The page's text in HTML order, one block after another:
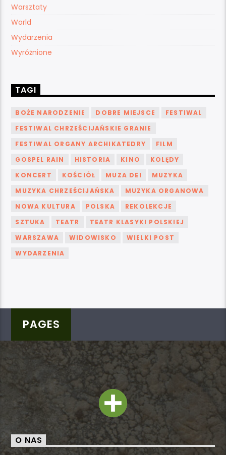
Warsztaty
World
Wydarzenia
Wyróżnione
TAGI
BOŻE NARODZENIE DOBRE MIEJSCE
FESTIWAL
FESTIWAL CHRZEŚCIJAŃSKIE GRANIE
FESTIWAL ORGANY ARCHIKATEDRY
FILM
GOSPEL RAIN
HISTORIA KINO
KOLĘDY
KONCERT
KOŚCIÓŁ MUZA DEI
MUZYKA
MUZYKA CHRZEŚCIJAŃSKA
MUZYKA ORGANOWA
NOWA KULTURA
POLSKA
REKOLEKCJE
SZTUKA
TEATR
TEATR KLASYKI POLSKIEJ
WARSZAWA
WIDOWISKO
WIELKI POST
WYDARZENIA
PAGES
O NAS